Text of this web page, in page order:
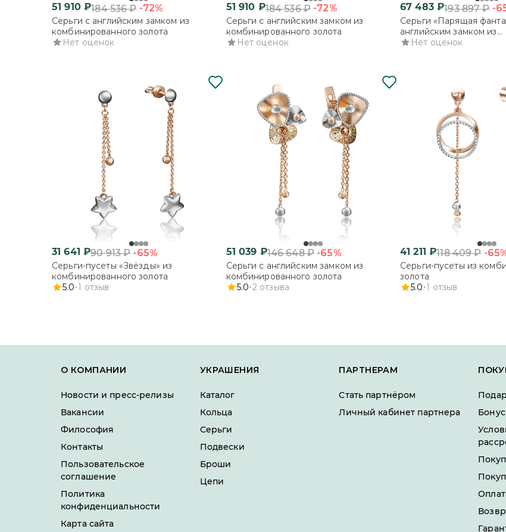
51 910₽184 536₽ -72%
Серьги с английским замком из
комбинированного золота
Нет оценок
51 910 ₽184 536₽ -72%
Серьги с английским замком из
комбинированного золота
Нет оценок
67 483₽193 897₽ -
Серьги «Парящая
английским замком из
комбинированного
Нет оценок
31 641 ₽90 913₽ -65%
Серьги-пусеты «Звёзды» из
комбинированного золота
5.0 1 отзыв
51 039 ₽146 648₽ -65%
Серьги с английским замком из
комбинированного золота
5.0 2 отзыва
41 211 ₽118 409₽ -
Серьги-пусеты из
золота
5.0 1 отзыв
О КОМПАНИИ
Новости и пресс-релизы
Вакансии
Философия
Контакты
Пользовательское
соглашение
Политика
конфиденциальности
Карта сайта
УКРАШЕНИЯ
Каталог
Кольца
Серьги
Подвески
Броши
Цепи
ПАРТНЕРАМ
Стать партнёром
Личный кабинет партнера